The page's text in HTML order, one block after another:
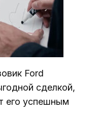
Ford
сделкой,
его успешным